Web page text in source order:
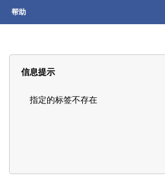
帮助
信息提示
指定的标签不存在